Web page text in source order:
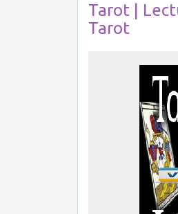
Tarot |
Tarot